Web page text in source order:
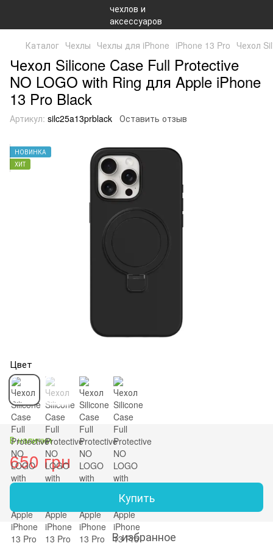
Каталог Чехлы Чехлы для iPhone iPhone 13 Pro Чехол
Чехол Silicone Case Full Protective
NO LOGO with Ring для Apple iPhone
13 Pro Black
Артикул: silc25a13prblack Оставить отзыв
НОВИНКА
ХИТ
Цвет
В наличии
650 грн
Купить
В избранное